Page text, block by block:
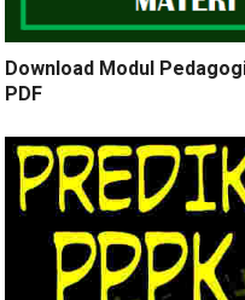
Download Modul
PDF